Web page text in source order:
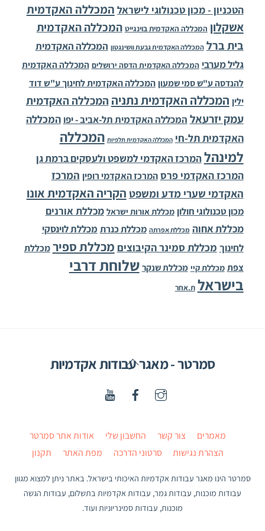
הטכניון - מכון טכנולוגי לישראל המכללה האקדמית
אשקלון המכללה האקדמית בוינגייט המכללה האקדמית
בית ברל המכללה האקדמית גבעת וושינגטון המכללה האקדמית
גליל מערבי המכללה האקדמית הדסה ירושלים המכללה האקדמית
להנדסה ע"ש סמי שמעון המכללה האקדמית לחינוך ע"ש דוד
ילין המכללה האקדמית נתניה המכללה האקדמית
עמק יזרעאל המכללה האקדמית תל-אביב - יפו המכללה
האקדמית תל-חי המכללה האקדמית תלפיות המכללה
למינהלהמרכז האקדמי למשפט ולעסקים ברמת גן
המרכז האקדמי פרס המרכז האקדמי רופין המרכז
האקדמי שערי מדע ומשפט הקריה האקדמית אונו
מכון טכנולוגי חולון מכללת אורות ישראל מכללת אורנים
מכללת אחוה מכללת אפרתה מכללת כנרת מכללת לוינסקי
לחינוך מכללת סמינר הקיבוצים מכללת ספיר מכללת
צפת מכללת קיי מכללת שנקר שלוחת דרבי
בישראל ת.אחר
Back
Top
סמרטר - מאגר עבודות אקדמיות
מאמרים צור קשר החשבון שלי
אודות אתר סמרטר
הצהרת נגישות
סרטוני הדרכה מפת האתר תקנון
סמרטר הינו מאגר עבודות אקדמיות האיכותי בישראל. באתר ניתן למצוא מגוון
עבודות מוכנות, עבודות גמר, עבודות אקדמיות בתשלום, עבודות הגשה
מוכנות, עבודות סמינריוניות ועוד.